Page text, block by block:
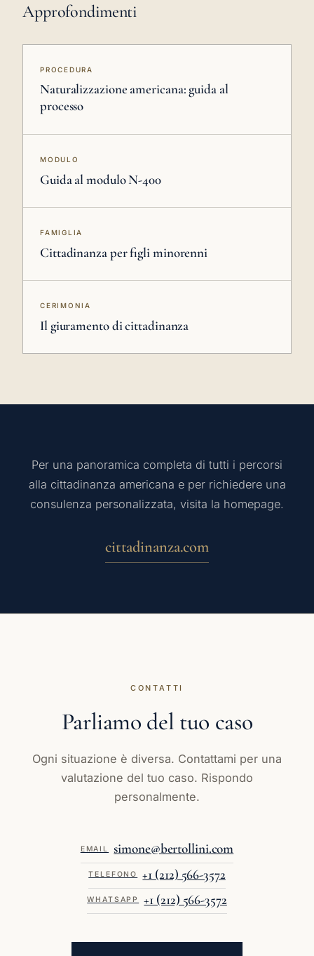
Approfondimenti
PROCEDURA
Naturalizzazione americana: guida al
processo
MODULO
Guida al modulo N-400
FAMIGLIA
Cittadinanza per figli minorenni
CERIMONIA
Il giuramento di cittadinanza
Per una panoramica completa di tutti i percorsi
alla cittadinanza americana e per richiedere una
consulenza personalizzata, visita la homepage.
cittadinanza.com
CONTATTI
Parliamo del tuo caso
Ogni situazione è diversa. Contattami per una
valutazione del tuo caso. Rispondo
personalmente.
EMAIL simone@bertollini.com
TELEFONO +1 (212) 566-3572
WHATSAPP +1 (212) 566-3572